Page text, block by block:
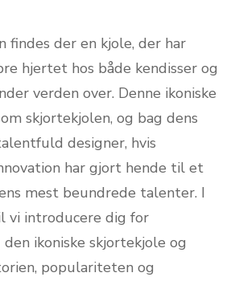
findes der en kjole, der har
hjertet hos både kendisser og
verden over. Denne ikoniske
skjortekjolen, og bag dens
designer, hvis
har gjort hende til et
mest beundrede talenter. I
vi introducere dig for
ikoniske skjortekjole og
populariteten og